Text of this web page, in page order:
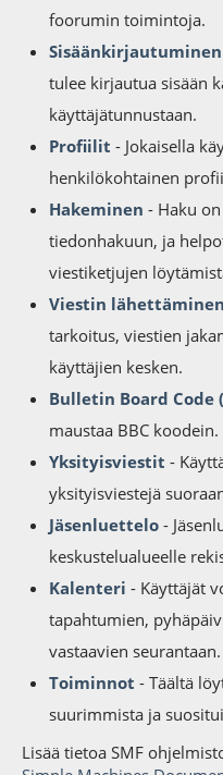
foorumin toimintoja.
Sisäänkirjautuminen
tulee kirjautua sisään
käyttäjätunnustaan.
Profiilit - Jokaisella
henkilökohtainen
Hakeminen - Haku
tiedonhakuun, ja
viestiketjujen
Viestin lähettäminen
tarkoitus, viestien
käyttäjien kesken.
Bulletin Board Code
maustaa BBC koodein.
Yksityisviestit -
yksityisviestejä
Jäsenluettelo -
keskustelualueelle
Kalenteri - Käyttäjät
tapahtumien,
vastaavien seurantaan.
Toiminnot - Täältä
suurimmista ja
Lisää tietoa SMF